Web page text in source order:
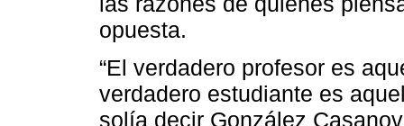
opuesta.
“El verdadero profesor es
verdadero estudiante es
solía decir González